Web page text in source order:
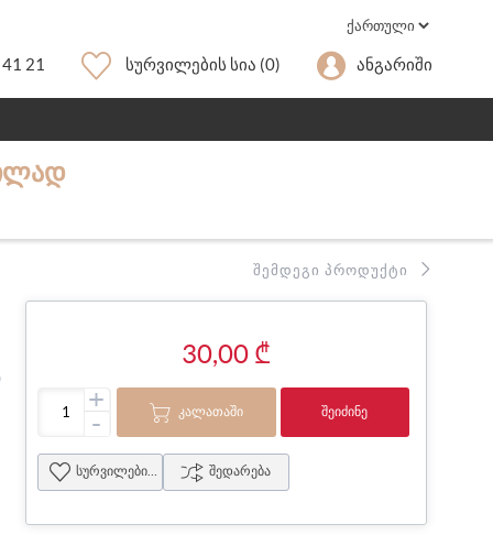
21 Სურვილების Სია (0) Ანგარიში
ᲨᲔᲛᲓᲔᲒᲘ ᲞᲠᲝᲓᲣᲥᲢᲘ
30,00 ₾
+
- ᲙᲐᲚᲐᲗᲐᲨᲘ ᲨᲔᲘᲫᲘᲜᲔ
სურვილების სია შედარება